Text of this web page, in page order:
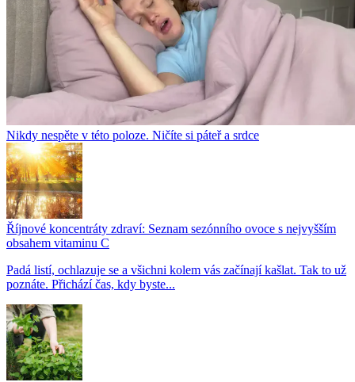
Nikdy nespěte v této poloze. Ničíte si páteř a srdce
Říjnové koncentráty zdraví: Seznam sezónního ovoce s nejvyšším
obsahem vitaminu C
Padá listí, ochlazuje se a všichni kolem vás začínají kašlat. Tak to už
poznáte. Přichází čas, kdy byste...